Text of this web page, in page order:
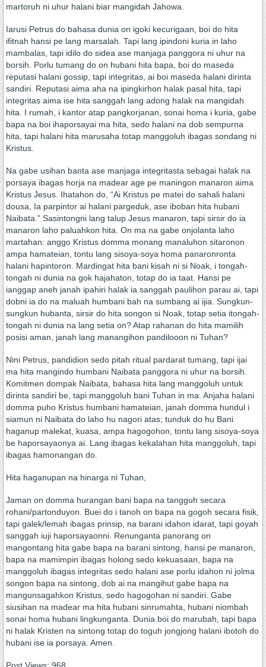
martoruh ni uhur halani biar mangidah Jahowa.
Iarusi Petrus do bahasa dunia on igoki kecurigaan, boi do hita
ifitnah hansi pe lang marsalah. Tapi lang ipindoni kuria in laho
mambalas, tapi idilo do sidea ase manjaga panggora ni uhur na
borsih. Porlu tumang do on hubani hita bapa, boi do maseda
reputasi halani gossip, tapi integritas, ai boi maseda halani dirinta
sandiri. Reputasi aima aha na ipingkirhon halak pasal hita, tapi
integritas aima ise hita sanggah lang adong halak na mangidah
hita. I rumah, i kantor atap pangkorjanan, sonai homa i kuria, gabe
bapa na boi ihaporsayai ma hita, sedo halani na dob sempurna
hita, tapi halani hita marusaha totap manggoluh ibagas sondang ni
Kristus.
Na gabe usihan banta ase manjaga integritasta sebagai halak na
porsaya ibagas horja na madear age pe maningon manaron aima
Kristus Jesus. Ihatahon do, “Ai Kristus pe matei do sahali halani
dousa, Ia parpintor ai halani pargeduk, ase iboban hita hubani
Naibata.” Sasintongni lang talup Jesus manaron, tapi sirsir do ia
manaron laho paluahkon hita. On ma na gabe onjolanta laho
martahan: anggo Kristus domma monang manaluhon sitaronon
ampa hamateian, tontu lang sisoya-soya homa panaronronta
halani hapintoron. Mardingat hita bani kisah ni si Noak, i tongah-
tongah ni dunia na gok hajahaton, totap do ia taat. Hansi pe
ianggap aneh janah ipahiri halak ia sanggah paulihon parau ai, tapi
dobni ia do na maluah humbani bah na sumbang ai ijia. Sungkun-
sungkun hubanta, sirsir do hita songon si Noak, totap setia itongah-
tongah ni dunia na lang setia on? Atap rahanan do hita mamilih
posisi aman, janah lang manangihon pandilooon ni Tuhan?
Nini Petrus, pandidion sedo pitah ritual pardarat tumang, tapi ijai
ma hita mangindo humbani Naibata panggora ni uhur na borsih.
Komitmen dompak Naibata, bahasa hita lang manggoluh untuk
dirinta sandiri be, tapi manggoluh bani Tuhan in ma. Anjaha halani
domma puho Kristus humbani hamateian, janah domma hundul i
siamun ni Naibata do laho hu nagori atas; tunduk do hu Bani
haganup malekat, kuasa, ampa hagogohon, tontu lang sisoya-soya
be haporsayaonya ai. Lang ibagas kekalahan hita manggoluh, tapi
ibagas hamonangan do.
Hita haganupan na hinarga ni Tuhan,
Jaman on domma hurangan bani bapa na tangguh secara
rohani/partonduyon. Buei do i tanoh on bapa na gogoh secara fisik,
tapi galek/lemah ibagas prinsip, na barani idahon idarat, tapi goyah
sanggah iuji haporsayaonni. Renunganta panorang on
mangontang hita gabe bapa na barani sintong, hansi pe manaron,
bapa na mamimpin ibagas holong sedo kekuasaan, bapa na
manggoluh ibagas integritas sedo halani ase porlu idahon ni jolma
songon bapa na sintong, dob ai na mangihut gabe bapa na
mangunsagahkon Kristus, sedo hagogohan ni sandiri. Gabe
siusihan na madear ma hita hubani sinrumahta, hubani niombah
sonai homa hubani lingkunganta. Dunia boi do marubah, tapi bapa
ni halak Kristen na sintong totap do toguh jongjong halani ibotoh do
hubani ise ia porsaya. Amen.